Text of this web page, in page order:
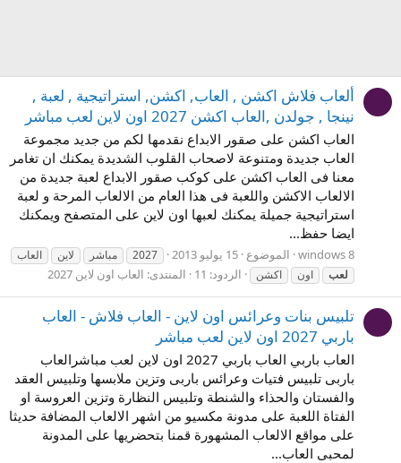
ألعاب فلاش اكشن , العاب, اكشن, استراتيجية , لعبة ,
نينجا , جولدن ,العاب اكشن 2027 اون لاين لعب مباشر
العاب اكشن على صقور الابداع نقدمها لكم من جديد مجموعة
العاب جديدة ومتنوعة لاصحاب القلوب الشديدة يمكنك ان تغامر
معنا فى العاب اكشن على كوكب صقور الابداع لعبة جديدة من
الالعاب الاكشن واللعبة فى هذا العام من الالعاب المرحة و لعبة
استراتيجية جميلة يمكنك لعبها اون لاين على المتصفح ويمكنك
ايضا حفظ...
الموضوع 15 يوليو 2013 2027 مباشر لاين
العاب
لعب
اون اكشن الردود: 11 المنتدى: العاب اون لاين 2027
تلبيس بنات وعرائس اون لاين - العاب فلاش - العاب
باربي 2027 اون لاين لعب مباشر
العاب باربي العاب باربي 2027 اون لاين لعب مباشرالعاب
باربى تلبيس فتيات وعرائس باربى وتزين ملابسها وتلبيس العقد
والفستان والحذاء والشنطة وتلبيس النظارة وتزين العروسة او
الفتاة اللعبة على مدونة مكسيو من اشهر الالعاب المضافة حديثا
على مواقع الالعاب المشهورة قمنا بتحضريها على المدونة
لمحبى العاب...